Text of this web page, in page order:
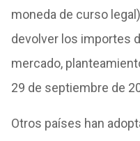
moneda de curso
devolver los importes
mercado,
29 de septiembre de
Otros países han